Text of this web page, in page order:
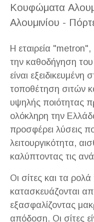
Κουφώματα
Αλουμινίου -
Η εταιρεία
την καθοδήγηση
είναι εξειδικευμένη
τοποθέτηση σιτών
υψηλής ποιότητας
ολόκληρη την
προσφέρει λύσεις
λειτουργικότητα,
καλύπτοντας τις
Οι σίτες και τα
κατασκευάζονται
εξασφαλίζοντας
απόδοση. Οι σίτες